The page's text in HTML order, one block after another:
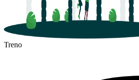
Treno